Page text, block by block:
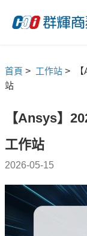
首頁 > 工作站 >
站
【Ansys】
工作站
2026-05-15